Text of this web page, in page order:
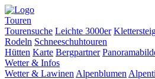
Touren
Tourensuche Leichte 3000er
Rodeln Schneeschuhtouren
Hütten Karte Bergpartner
Wetter & Infos
Wetter & Lawinen Alpenblumen